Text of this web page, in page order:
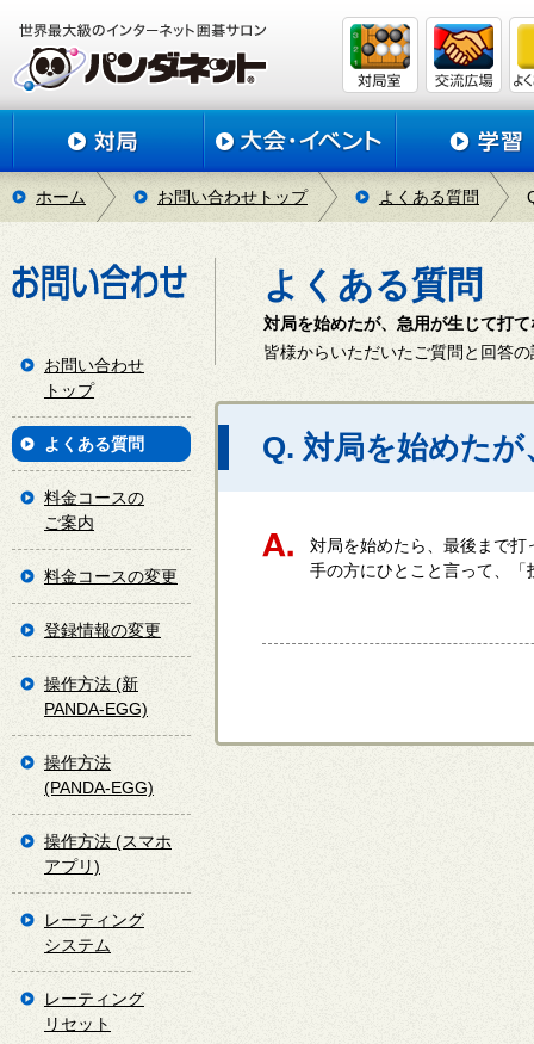
ホーム お問い合わせトップ よくある質問
よくある質問
対局を始めたが、急用が生じて打
皆様からいただいたご質問と回答
Q. 対局を始めた
対局を始めたら、最後まで
手の方にひとこと言って、
お問い合わせ
トップ
よくある質問
料金コースの
ご案内
料金コースの変更
登録情報の変更
操作方法 (新
PANDA-EGG)
操作方法
(PANDA-EGG)
操作方法 (スマホ
アプリ)
レーティング
システム
レーティング
リセット